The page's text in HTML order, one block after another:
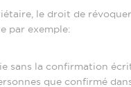
le droit de
par exemple:
sans la confirmation
que confirmé